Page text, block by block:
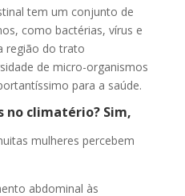
tem um conjunto de
como bactérias, vírus e
região do trato
de micro-organismos
para a saúde.
no climatério? Sim,
mulheres percebem
abdominal às